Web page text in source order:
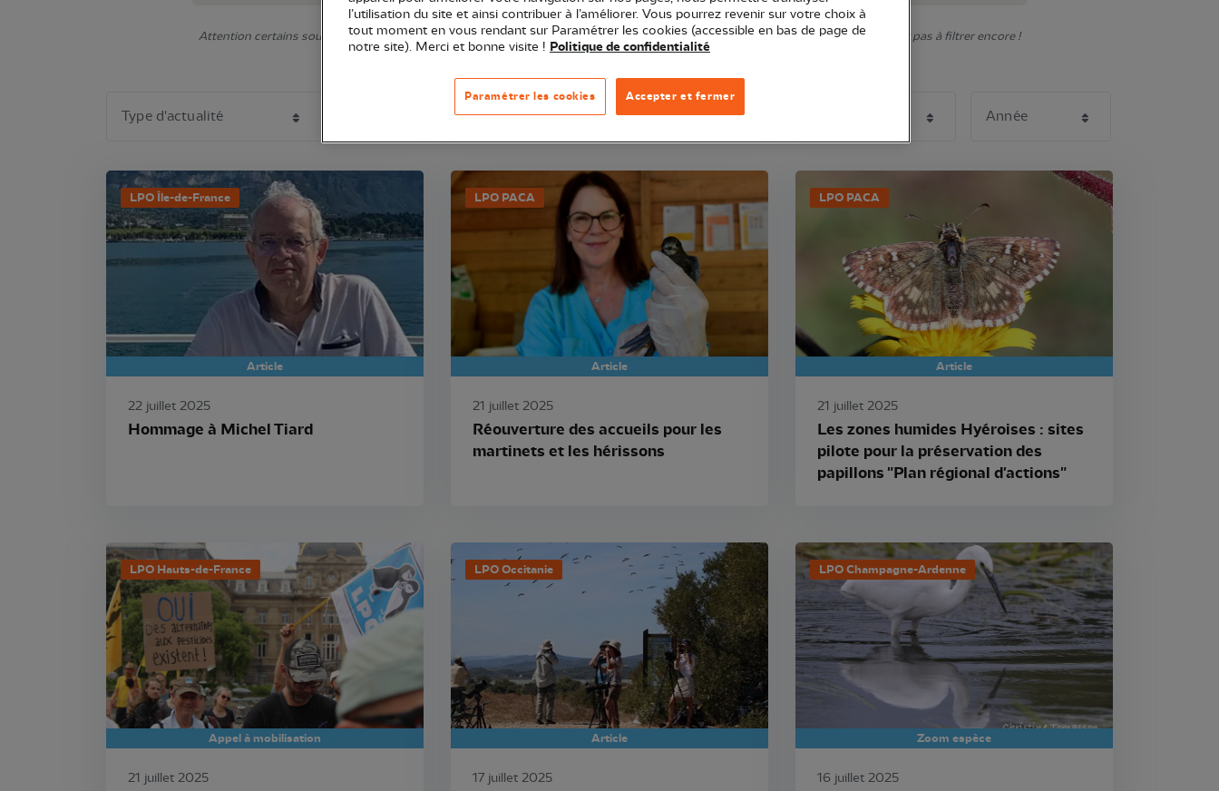
Attention certains sous-éléments ne s'affichent qu'après avoir re-cliqué sur la catégorie que vous venez de sélectionner. N'hésitez pas à filtrer encore !
LPO Île-de-France
Article
22 juillet 2025
Hommage à Michel Tiard
LPO PACA
Article
21 juillet 2025
Réouverture des accueils pour les
martinets et les hérissons
LPO PACA
Article
21 juillet 2025
Les zones humides Hyéroises : sites
pilote pour la préservation des
papillons "Plan régional d'actions"
LPO Hauts-de-France
Appel à mobilisation
21 juillet 2025
LPO Occitanie
Article
17 juillet 2025
LPO Champagne-Ardenne
Zoom espèce
16 juillet 2025
l’utilisation du site et ainsi contribuer à l’améliorer. Vous pourrez revenir sur votre choix à
tout moment en vous rendant sur Paramétrer les cookies (accessible en bas de page de
notre site). Merci et bonne visite ! Politique de confidentialité
Accepter et fermer
Paramétrer les cookies